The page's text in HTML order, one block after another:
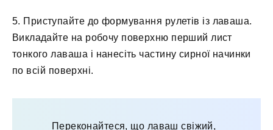
5. Приступайте до формування рулетів із лаваша.
Викладайте на робочу поверхню перший лист
тонкого лаваша і нанесіть частину сирної начинки
по всій поверхні.
Переконайтеся, що лаваш свіжий,